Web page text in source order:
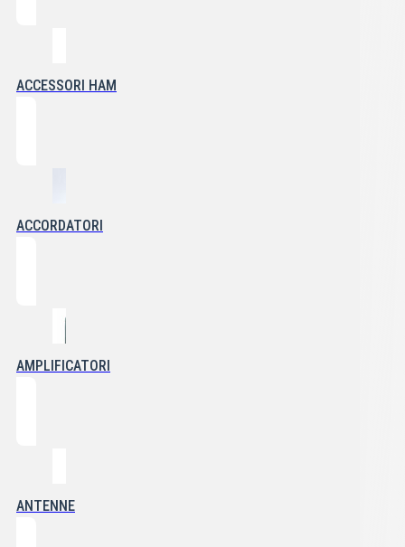
ACCESSORI HAM
ACCORDATORI
AMPLIFICATORI
ANTENNE